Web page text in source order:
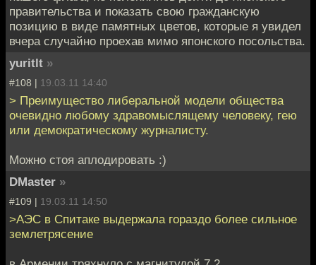
правительства и показать свою гражданскую
позицию в виде памятных цветов, которые я увидел
вчера случайно проехав мимо японского посольства.
yuritlt »
#108 | 19.03.11 14:40
> Преимущество либеральной модели общества
очевидно любому здравомыслящему человеку, гею
или демократическому журналисту.
Можно стоя аплодировать :)
DMaster »
#109 | 19.03.11 14:50
>АЭС в Спитаке выдержала гораздо более сильное
землетрясение